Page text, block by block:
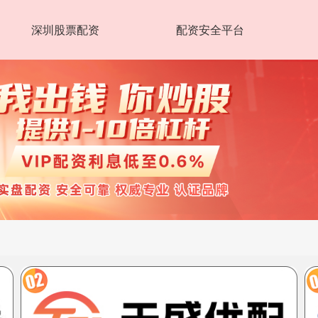
深圳股票配资 配资安全平台